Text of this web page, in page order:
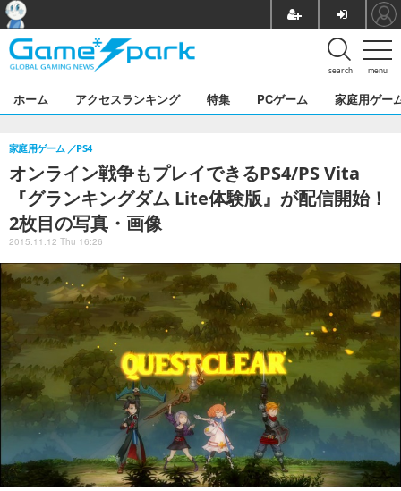
menu
search
ホーム アクセスランキング 特集 PCゲーム 家庭用ゲー
オンライン戦争もプレイできるPS4/PS Vita
『グランキングダム Lite体験版』が配信開始！
2枚目の写真・画像
家庭用ゲーム PS4
2015.11.12 Thu 16:26